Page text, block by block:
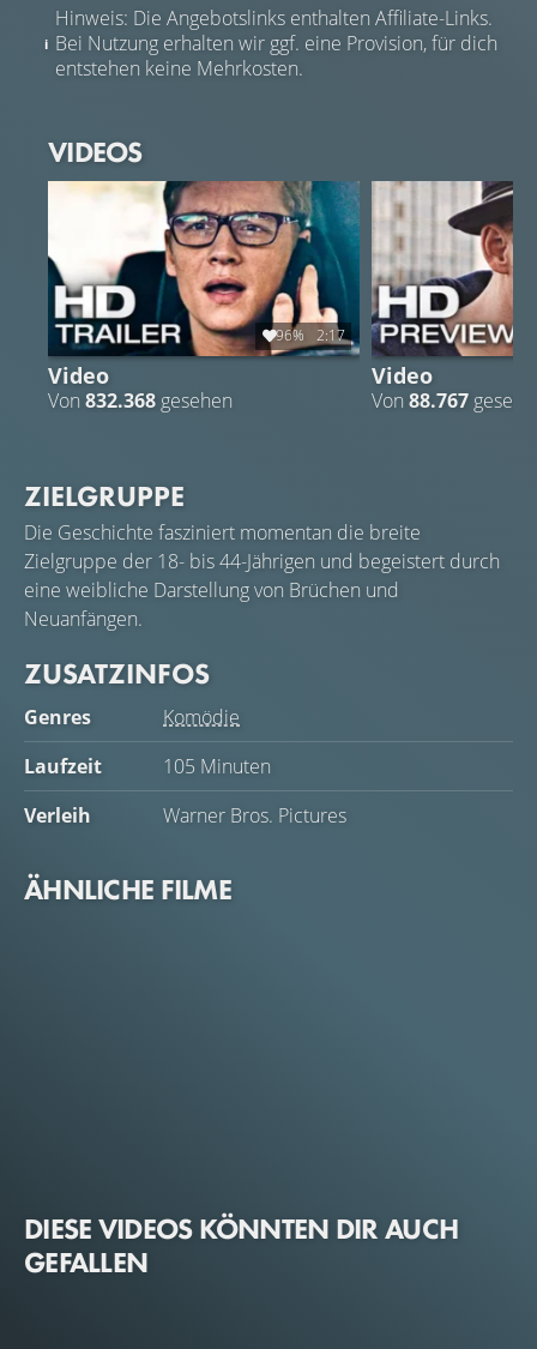
Hinweis: Die Angebotslinks enthalten Affiliate-Links.
Bei Nutzung erhalten wir ggf. eine Provision, für dich
entstehen keine Mehrkosten.
VIDEOS
96% 2:17
Video
Von 832.368 gesehen
Video
Von 88.767
ZIELGRUPPE
Die Geschichte fasziniert momentan die breite
Zielgruppe der 18- bis 44-Jährigen und begeistert durch
eine weibliche Darstellung von Brüchen und
Neuanfängen.
ZUSATZINFOS
Genres
Komödie
Laufzeit
105 Minuten
Verleih
Warner Bros. Pictures
ÄHNLICHE FILME
DIESE VIDEOS KÖNNTEN DIR AUCH
GEFALLEN